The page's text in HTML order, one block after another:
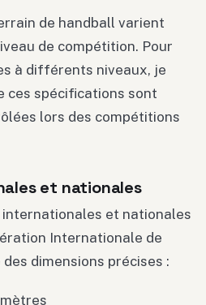
de handball varient
de compétition. Pour
à différents niveaux, je
ces spécifications sont
lors des compétitions
et nationales
et nationales
Internationale de
dimensions précises :